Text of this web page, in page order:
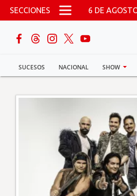
Pasar al contenido principal
SECCIONES 6 DE
SUCESOS NACIONAL SHOW
buscar
Sucesos
Nacional